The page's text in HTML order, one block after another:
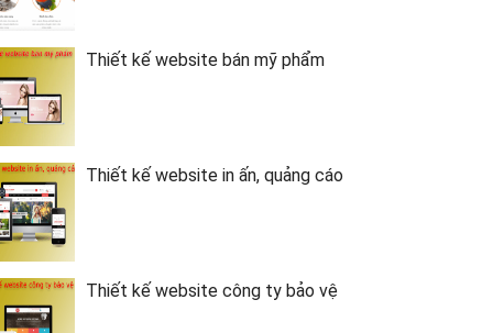
Thiết kế website bán mỹ phẩm
Thiết kế website in ấn, quảng cáo
Thiết kế website công ty bảo vệ